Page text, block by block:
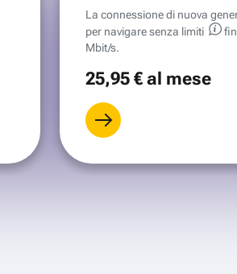
La connessione di nuova
per navigare senza limiti
Mbit/s.
25,95 €al mese